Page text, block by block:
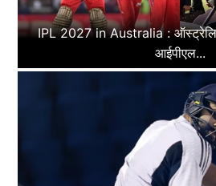
IPL 2027 in Australia :
आईपीएल...